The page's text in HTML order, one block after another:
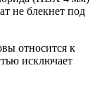
не блекнет под
относится к
исключает